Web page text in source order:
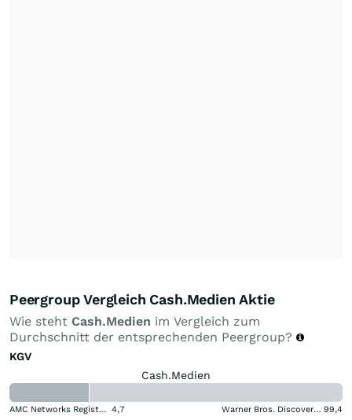
Peergroup Vergleich Cash.Medien Aktie
Wie steht Cash.Medien im Vergleich zum
Durchschnitt der entsprechenden Peergroup?
KGV
Cash.Medien
AMC Networks Registered (A) 4,7 Warner Bros. Discovery (A) 99,4